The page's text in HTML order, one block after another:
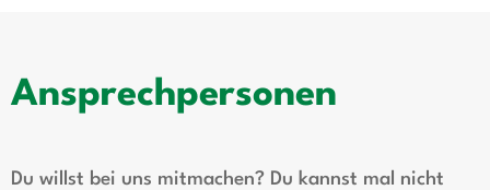
Ansprechpersonen
Du willst bei uns mitmachen? Du kannst mal nicht